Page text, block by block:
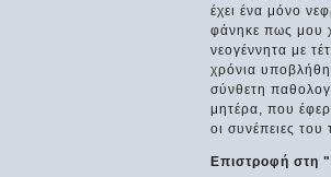
έχει ένα μόνο
φάνηκε πως μου
νεογέννητα με
χρόνια
σύνθετη
μητέρα, που
οι συνέπειες
Επιστροφή στη